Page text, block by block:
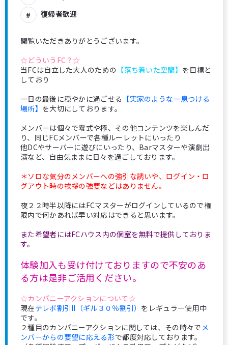
復帰者歓迎
閲覧いただきありがとうございます。
☆どういうFC？☆
当FCは自立した大人のための 【落ち着いた空間】 を目標と
しており
一日の最後に穏やかに過ごせる 【実家のような一息つける
場所】 を大切にしております。
メンバーは個々で零式や極、その他コンテンツを楽しんだ
り、同じFCメンバーで各種ルーレットにいったり
他DCやサーバーに遊びにいったり、Barマスターや演劇出
演など、自由気ままに日々を過ごしております。
＊ソロな気分のメンバーへの強引な誘いや、ログイン・ロ
グアウト時の挨拶の強要などはありません。
夜２２時半以降にはFCマスターがログインしているので権
限内で何かあれば早い対応はできると思います。
また希望者にはFCハウス内の個室を無料で提供しておりま
す。
体験加入も受け付けておりますので不安のあ
る方は是非ご活用ください。
☆カンパニーアクションについて☆
現在テレポ割引II（ギル３０％割引） をレギュラー使用中
です。
２種目のカンパニーアクションに関しては、その時々で メ
ンバーからの要望に応える形で都度対応しております。